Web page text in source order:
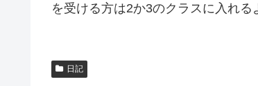
を受ける方は2か3のクラスに入れる
日記